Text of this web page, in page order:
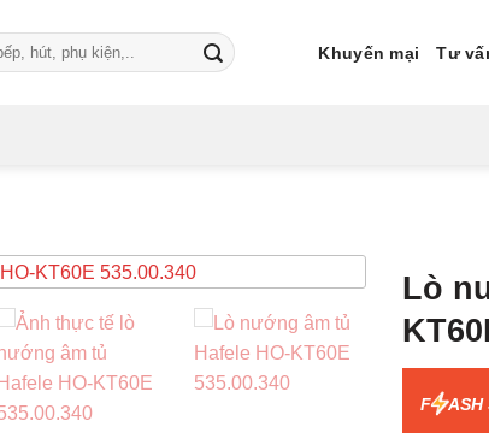
Khuyến mại Tư
Lò
F ASH